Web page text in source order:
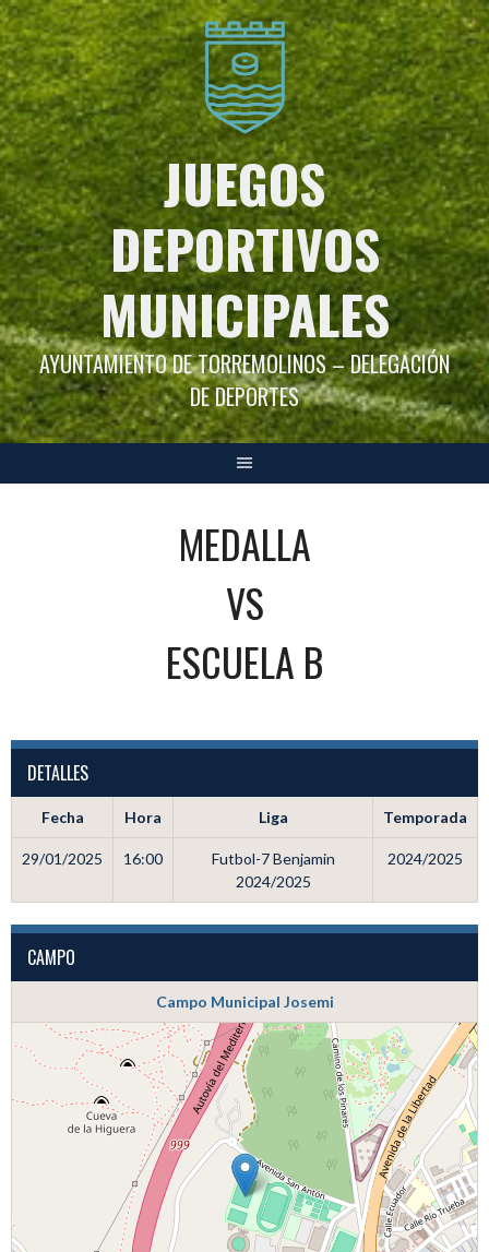
Saltar
al
contenido
JUEGOS
DEPORTIVOS
MUNICIPALES
AYUNTAMIENTO DE TORREMOLINOS – DELEGACIÓN
DE DEPORTES
MEDALLA
VS
ESCUELA B
DETALLES
Fecha Hora Liga Temporada
29/01/2025 16:00
Futbol-7 Benjamin
2024/2025
2024/2025
CAMPO
Campo Municipal Josemi